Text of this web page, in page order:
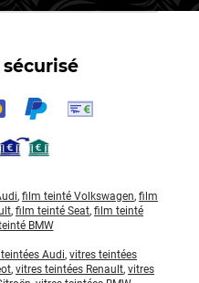
, film teinté Volkswagen, film
, film teinté Seat, film teinté
BMW
Audi, vitres teintées
, vitres teintées Renault, vitres